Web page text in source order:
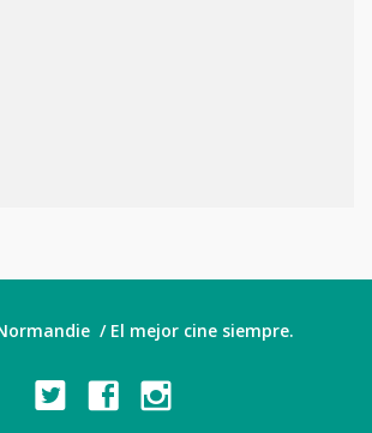
/ El mejor cine siempre.